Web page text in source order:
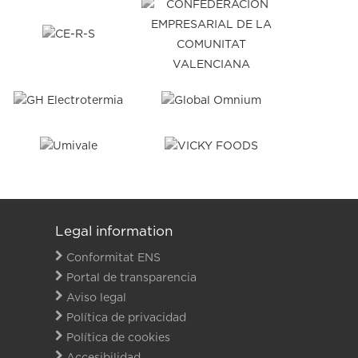
Legal information
Conformitat ENS
Portal de transparencia
Aviso legal
Política de privacidad
Política de cookies